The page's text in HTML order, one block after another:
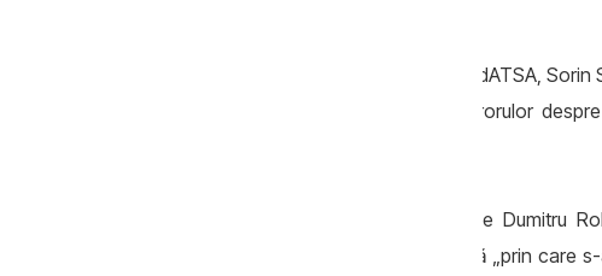
Fostul director al companiei de stat MoldATSA,
Consiliul Superior al Procurorulor
Mai exact, Dorin Chirtoacă îl acuză pe Dumitru
disjungere a dosarului parcărilor cu plată „prin